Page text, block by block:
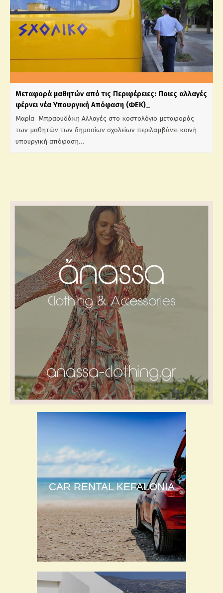
Mεταφορά μαθητών από τις Περιφέρειες: Ποιες αλλαγές
φέρνει νέα Υπουργική Απόφαση (ΦΕΚ)_
Μαρία Μπραουδάκη Αλλαγές στο κοστολόγιο μεταφοράς
των μαθητών των δημοσίων σχολείων περιλαμβάνει κοινή
υπουργική απόφαση…
CAR RENTAL KEFALONIA